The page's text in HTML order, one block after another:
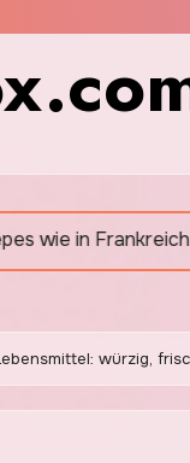
Mit diesem
würzig,